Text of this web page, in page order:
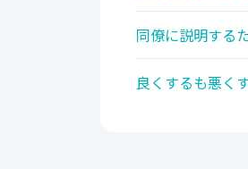
同僚に説明する
良くするも悪く